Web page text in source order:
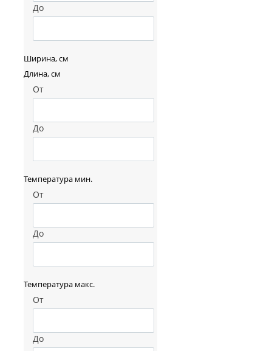
До
Ширина, см
Длина, см
От
До
Температура мин.
От
До
Температура макс.
От
До